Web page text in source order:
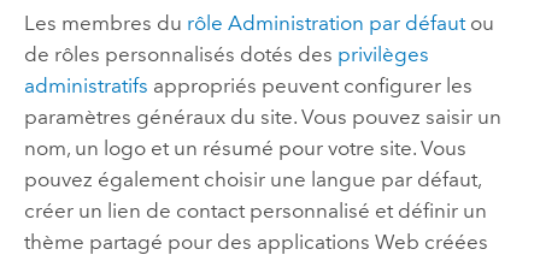
Les membres du rôle Administration par défautou
de rôles personnalisés dotés des privilèges
administratifs appropriés peuvent configurer les
paramètres généraux du site. Vous pouvez saisir un
nom, un logo et un résumé pour votre site. Vous
pouvez également choisir une langue par défaut,
créer un lien de contact personnalisé et définir un
thème partagé pour des applications Web créées